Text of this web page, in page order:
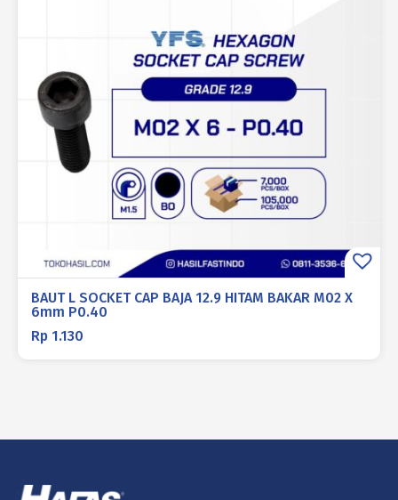
BAUT L SOCKET CAP BAJA 12.9 HITAM BAKAR M02 X
6mm P0.40
Rp 1.130